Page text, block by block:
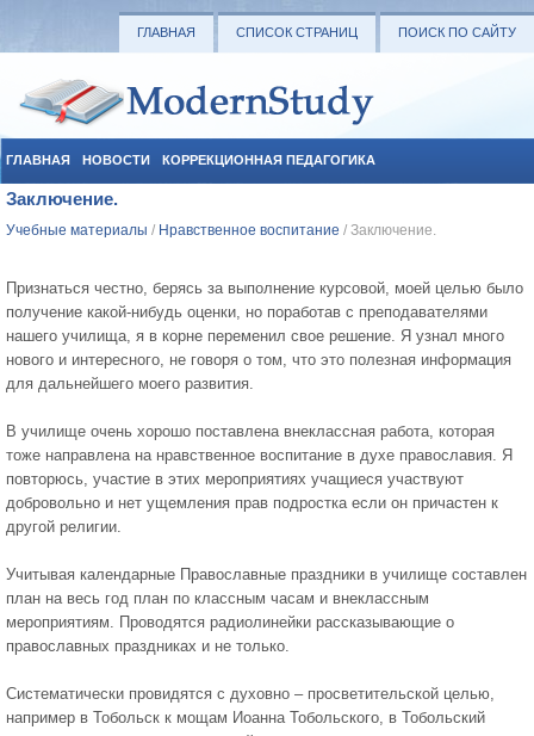
ГЛАВНАЯ СПИСОК СТРАНИЦ ПОИСК ПО САЙТУ
ГЛАВНАЯ НОВОСТИ КОРРЕКЦИОННАЯ ПЕДАГОГИКА
СОЦИАЛЬНАЯ ПЕДАГОГИКА
Заключение.
Учебные материалы / Нравственное воспитание / Заключение.
Признаться честно, берясь за выполнение курсовой, моей целью было
получение какой-нибудь оценки, но поработав с преподавателями
нашего училища, я в корне переменил свое решение. Я узнал много
нового и интересного, не говоря о том, что это полезная информация
для дальнейшего моего развития.
В училище очень хорошо поставлена внеклассная работа, которая
тоже направлена на нравственное воспитание в духе православия. Я
повторюсь, участие в этих мероприятиях учащиеся участвуют
добровольно и нет ущемления прав подростка если он причастен к
другой религии.
Учитывая календарные Православные праздники в училище составлен
план на весь год план по классным часам и внеклассным
мероприятиям. Проводятся радиолинейки рассказывающие о
православных праздниках и не только.
Систематически провидятся с духовно – просветительской целью,
например в Тобольск к мощам Иоанна Тобольского, в Тобольский